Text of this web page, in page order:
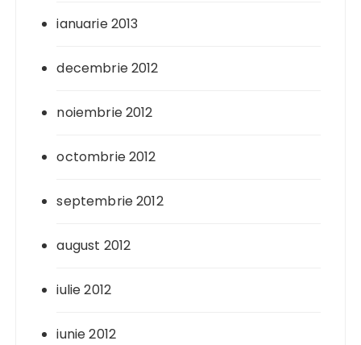
ianuarie 2013
decembrie 2012
noiembrie 2012
octombrie 2012
septembrie 2012
august 2012
iulie 2012
iunie 2012